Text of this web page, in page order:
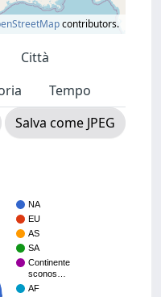
contributors.
Città
Tempo
Salva come JPEG
NA
EU
AS
SA
Continente
sconos…
AF